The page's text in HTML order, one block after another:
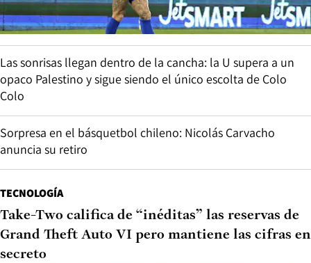
Las sonrisas llegan dentro de la cancha: la U supera a un
opaco Palestino y sigue siendo el único escolta de Colo
Colo
Sorpresa en el básquetbol chileno: Nicolás Carvacho
anuncia su retiro
TECNOLOGÍA
Take-Two califica de “inéditas” las reservas de
Grand Theft Auto VI pero mantiene las cifras en
secreto